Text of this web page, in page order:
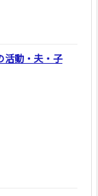
活動・夫・子